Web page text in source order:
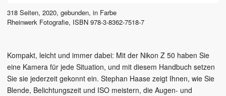
318 Seiten, 2020, gebunden, in Farbe
Rheinwerk Fotografie, ISBN 978-3-8362-7518-7
Kompakt, leicht und immer dabei: Mit der Nikon Z 50 haben Sie
eine Kamera für jede Situation, und mit diesem Handbuch setzen
Sie sie jederzeit gekonnt ein. Stephan Haase zeigt Ihnen, wie Sie
Blende, Belichtungszeit und ISO meistern, die Augen- und